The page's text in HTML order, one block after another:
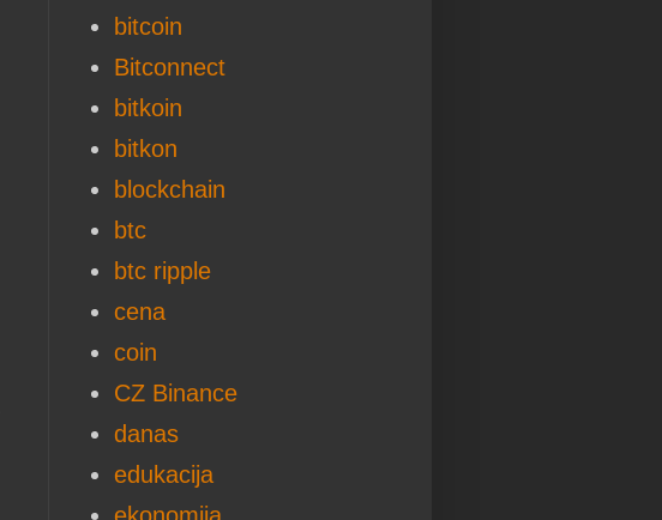
bitcoin
Bitconnect
bitkoin
bitkon
blockchain
btc
btc ripple
cena
coin
CZ Binance
danas
edukacija